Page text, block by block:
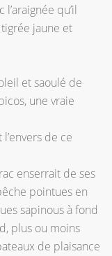
qu’il
jaune et
et saoulé de
une vraie
de ce
enserrait de ses
pointues en
sapinous à fond
plus ou moins
de plaisance